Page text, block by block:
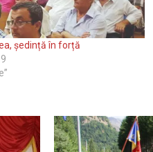
ședință în forță